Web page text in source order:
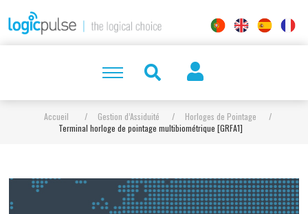
Accueil / Gestion d’Assiduité / Horloges de Pointage
/
Terminal horloge de pointage multibiométrique [GRFA1]